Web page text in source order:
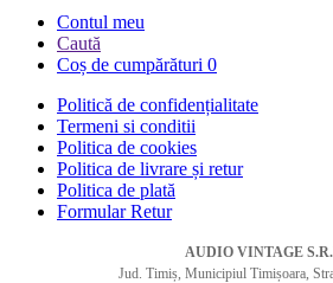
Contul meu
Caută
Coș de cumpărături 0
Politică de confidențialitate
Termeni si conditii
Politica de cookies
Politica de livrare și retur
Politica de plată
Formular Retur
AUDIO VINTAGE
Jud. Timiș, Municipiul Timișoara,